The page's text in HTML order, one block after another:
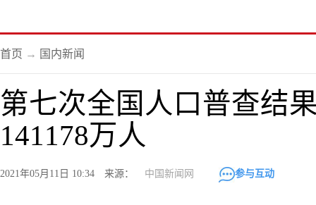
首页 → 国内新闻
第七次全国人口普查结
141178万人
2021年05月11日 10:34 来源： 中国新闻网 参与互动